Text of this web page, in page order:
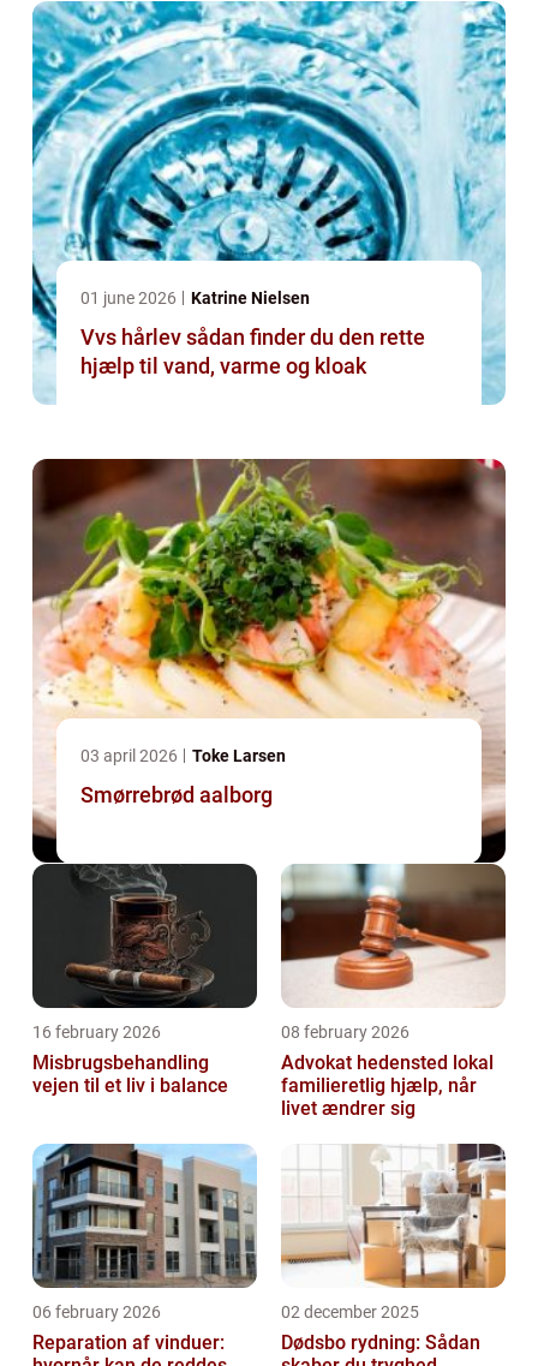
01 june 2026 Katrine Nielsen
Vvs hårlev sådan finder du den rette
hjælp til vand, varme og kloak
03 april 2026 Toke Larsen
Smørrebrød aalborg
16 february 2026
Misbrugsbehandling
vejen til et liv i balance
08 february 2026
Advokat hedensted lokal
familieretlig hjælp, når
livet ændrer sig
06 february 2026
Reparation af vinduer:
02 december 2025
Dødsbo rydning: Sådan